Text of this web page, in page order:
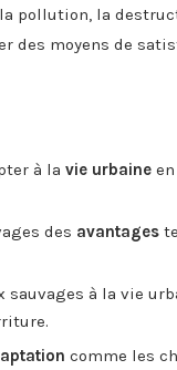
pollution, la
des moyens de
à la vie urbaine
des avantages
sauvages à la vie
comme les